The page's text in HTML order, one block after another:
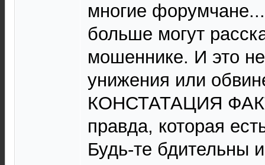
многие
больше могут
мошеннике. И это
унижения или
КОНСТАТАЦИЯ
правда, которая
Будь-те бдительны